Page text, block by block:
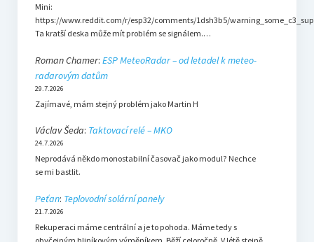
Mini:
https://www.reddit.com/r/esp32/comments/1dsh3b5/
Ta kratší deska může mít problém se signálem.…
Roman Chamer: ESP MeteoRadar – od letadel k meteo-
radarovým datům
29.7.2026
Zajímavé, mám stejný problém jako Martin H
Václav Šeda: Taktovací relé – MKO
24.7.2026
Neprodává někdo monostabilní časovač jako modul? Nechce
se mi bastlit.
Peťan: Teplovodní solární panely
21.7.2026
Rekuperaci máme centrální a je to pohoda. Máme tedy s